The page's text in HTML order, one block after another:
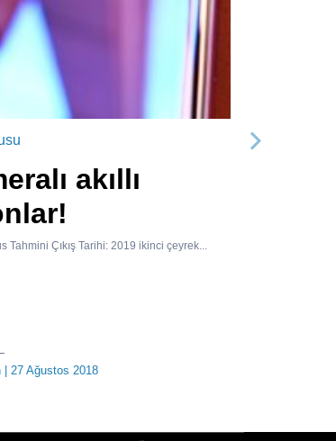
akıllı
Tahmini Çıkış Tarihi: 2019 ikinci çeyrek...
| 27 Ağustos 2018
Sonraki